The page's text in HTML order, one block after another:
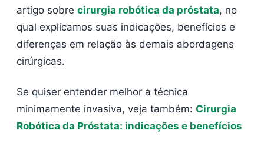
artigo sobre cirurgia robótica da próstata, no
qual explicamos suas indicações, benefícios e
diferenças em relação às demais abordagens
cirúrgicas.
Se quiser entender melhor a técnica
minimamente invasiva, veja também: Cirurgia
Robótica da Próstata: indicações e benefícios